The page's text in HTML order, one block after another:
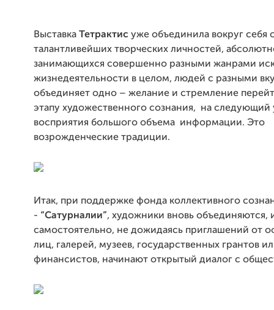
Выставка Тетрактис уже объединила вокруг себя
талантливейших творческих личностей,
занимающихся совершенно разными жанрами
жизнедеятельности в целом, людей с разными
объединяет одно – желание и стремление
этапу художественного сознания, на следующий
восприятия большого объема информации. Это
возрожденческие традиции.
Итак, при поддержке фонда коллективного
- “Сатурналии”, художники вновь объединяются,
самостоятельно, не дожидаясь приглашений от
лиц, галерей, музеев, государственных грантов
финансистов, начинают открытый диалог с